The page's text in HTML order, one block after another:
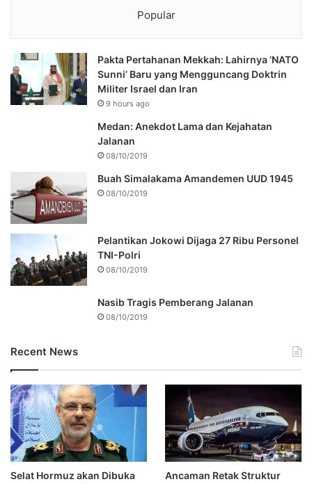
Popular
Pakta Pertahanan Mekkah: Lahirnya ‘NATO
Sunni’ Baru yang Mengguncang Doktrin
Militer Israel dan Iran
9 hours ago
Medan: Anekdot Lama dan Kejahatan
Jalanan
08/10/2019
Buah Simalakama Amandemen UUD 1945
08/10/2019
Pelantikan Jokowi Dijaga 27 Ribu Personel
TNI-Polri
08/10/2019
Nasib Tragis Pemberang Jalanan
08/10/2019
Recent News
Selat Hormuz akan Dibuka
Ancaman Retak Struktur